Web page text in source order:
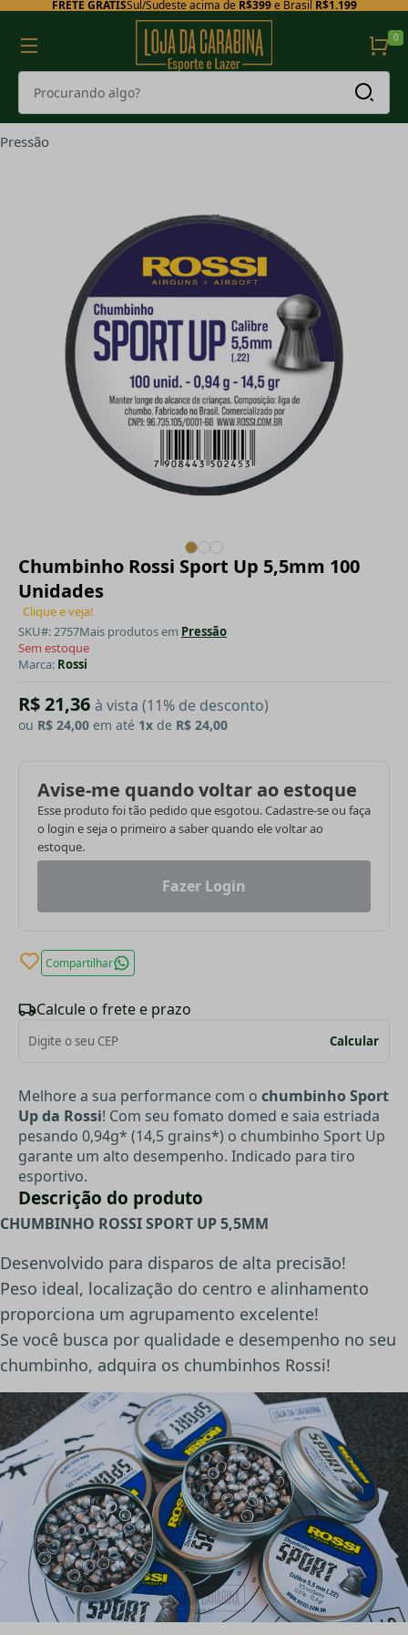
FRETE GRÁTISSul/Sudeste acima de R$399e Brasil R$1.199
0
Pressão
Chumbinho Rossi Sport Up 5,5mm 100
Unidades
Clique e veja!
SKU#: 2757Mais produtos em Pressão
Sem estoque
Marca: Rossi
R$ 21,36 à vista (11% de desconto)
ou R$ 24,00 em até 1x de R$ 24,00
Avise-me quando voltar ao estoque
Esse produto foi tão pedido que esgotou. Cadastre-se ou faça
o login e seja o primeiro a saber quando ele voltar ao
estoque.
Fazer Login
Compartilhar
Calcule o frete e prazo
Calcular
Melhore a sua performance com o chumbinho Sport
Up da Rossi! Com seu fomato domed e saia estriada
pesando 0,94g* (14,5 grains*) o chumbinho Sport Up
garante um alto desempenho. Indicado para tiro
esportivo.
Descrição do produto
CHUMBINHO ROSSI SPORT UP 5,5MM
Desenvolvido para disparos de alta precisão!
Peso ideal, localização do centro e alinhamento
proporciona um agrupamento excelente!
Se você busca por qualidade e desempenho no seu
chumbinho, adquira os chumbinhos Rossi!